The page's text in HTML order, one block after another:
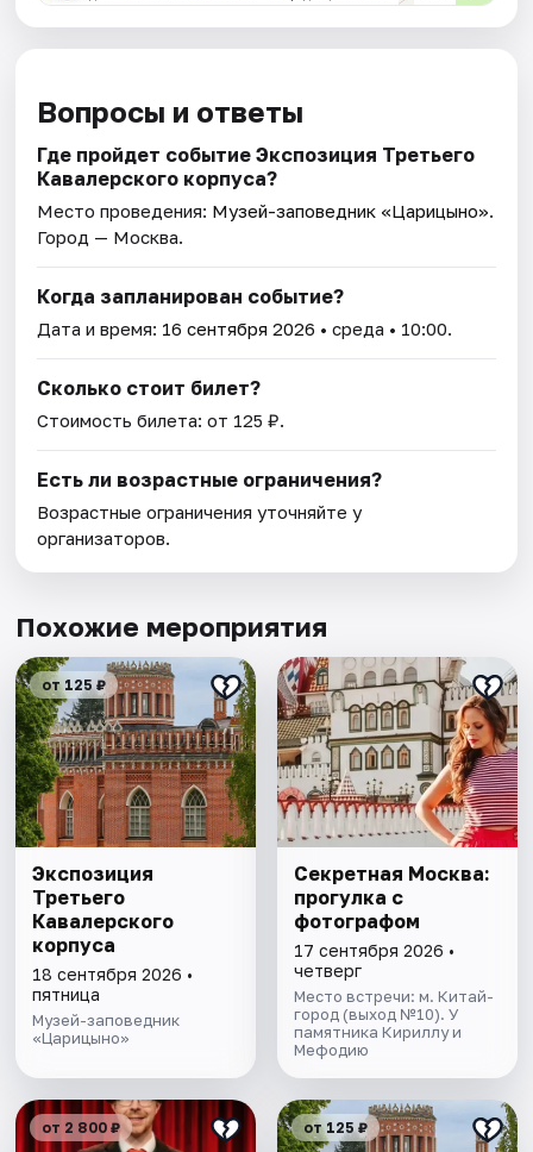
Вопросы и ответы
Где пройдет событие Экспозиция Третьего
Кавалерского корпуса?
Место проведения: Музей-заповедник «Царицыно».
Город — Москва.
Когда запланирован событие?
Дата и время: 16 сентября 2026 • среда • 10:00.
Сколько стоит билет?
Стоимость билета: от 125 ₽.
Есть ли возрастные ограничения?
Возрастные ограничения уточняйте у
организаторов.
Похожие мероприятия
от 125 ₽
Экспозиция
Третьего
Кавалерского
корпуса
18 сентября 2026 •
пятница
Музей-заповедник
«Царицыно»
Секретная Москва:
прогулка с
фотографом
17 сентября 2026 •
четверг
Место встречи: м. Китай-
город (выход №10). У
памятника Кириллу и
Мефодию
от 2 800 ₽ от 125 ₽